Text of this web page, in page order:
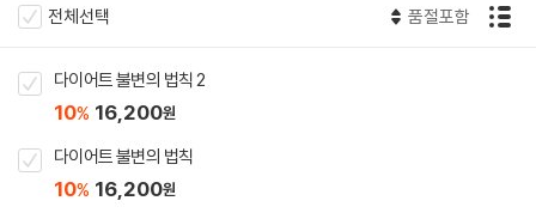
전체선택 품절포함
다이어트 불변의 법칙 2
10% 16,200원
다이어트 불변의 법칙
10% 16,200원